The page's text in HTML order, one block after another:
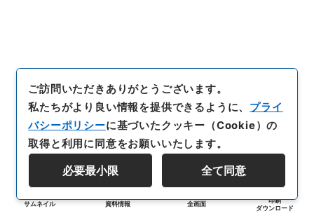
サムネイル 資料情報 全画面
印刷
ダウンロード
ご訪問いただきありがとうございます。
私たちがより良い情報を提供できるように、 プライ
バシーポリシーに基づいたクッキー（Cookie）の
取得と利用に同意をお願いいたします。
必要最小限 全て同意